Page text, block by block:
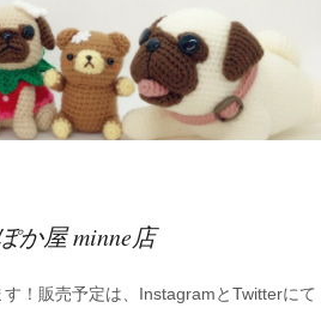
か屋 minne店
！販売予定は、InstagramとTwitterにて